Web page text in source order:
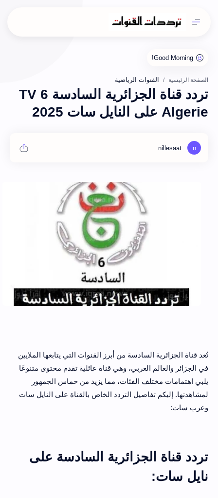
الصفحة الرئيسية القنوات الرياضية
تردد قناة الجزائرية السادسة TV 6
Algerie على النايل سات 2025
تُعد قناة الجزائرية السادسة من أبرز القنوات التي يتابعها الملايين
في الجزائر والعالم العربي، وهي قناة عائلية تقدم محتوى متنوعًا
يلبي اهتمامات مختلف الفئات، مما يزيد من حماس الجمهور
لمشاهدتها. إليكم تفاصيل التردد الخاص بالقناة على النايل سات
وعرب سات:
تردد قناة الجزائرية السادسة على
نايل سات: